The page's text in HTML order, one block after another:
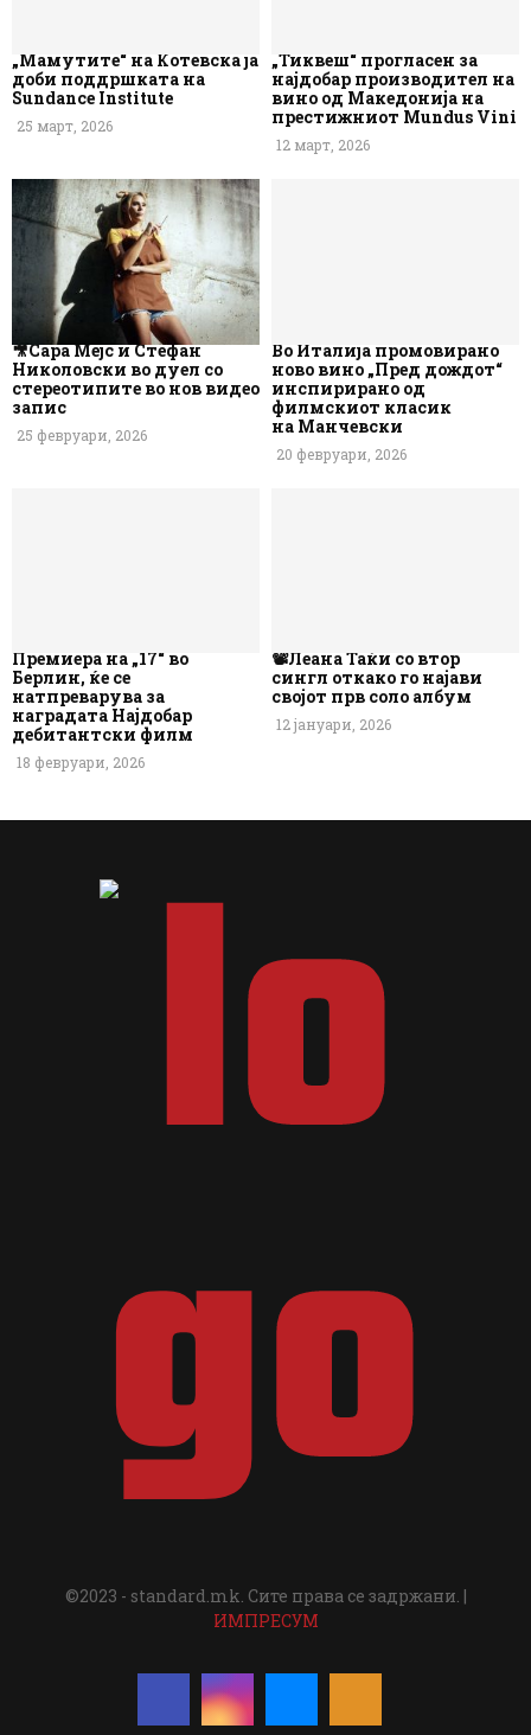
„Мамутите“ на Котевска ја
доби поддршката на
Sundance Institute
25 март, 2026
„Тиквеш“ прогласен за
најдобар производител на
вино од Македонија на
престижниот Mundus Vini
12 март, 2026
🎥Сара Мејс и Стефан
Николовски во дуел со
стереотипите во нов видео
запис
25 февруари, 2026
Во Италија промовирано
ново вино „Пред дождот“
инспирирано од
филмскиот класик
на Манчевски
20 февруари, 2026
Премиера на „17“ во
Берлин, ќе се
натпреварува за
наградата Најдобар
дебитантски филм
18 февруари, 2026
📽️Леана Таќи со втор
сингл откако го најави
својот прв соло албум
12 јануари, 2026
©2023 - standard.mk. Сите права се задржани. |
ИМПРЕСУМ